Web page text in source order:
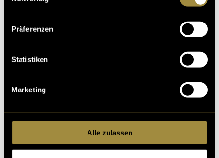
Präferenzen
Statistiken
Marketing
Alle zulassen